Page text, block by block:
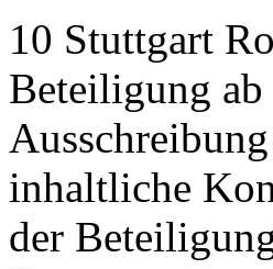
10 Stuttgart
Beteiligung
inhaltliche
der